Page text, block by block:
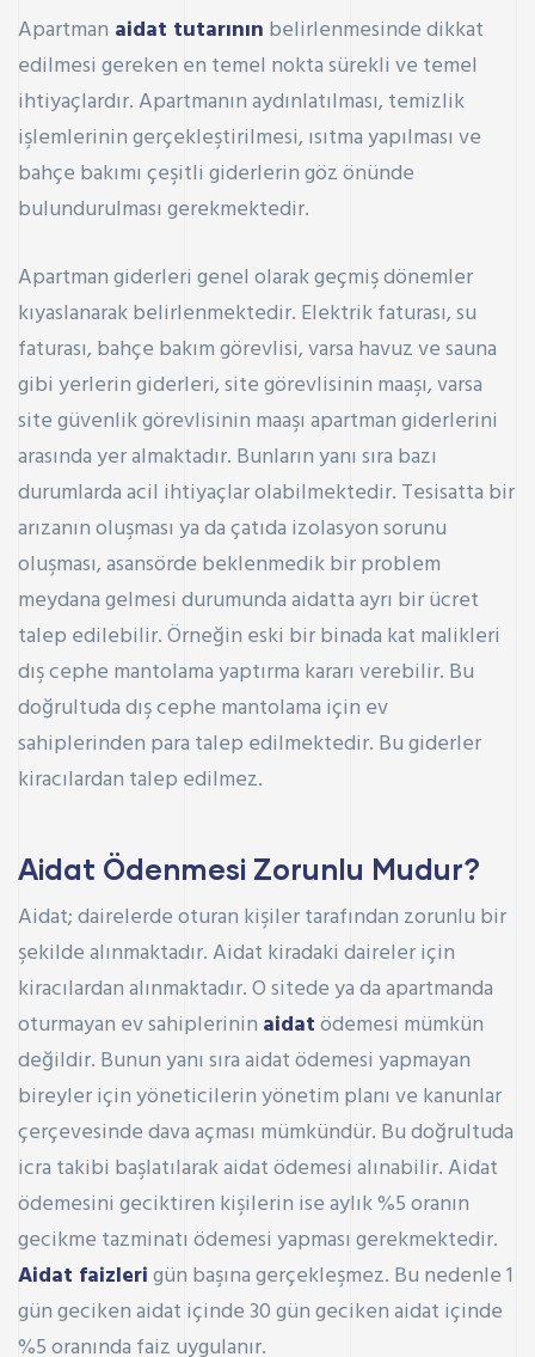
Apartman aidat tutarının belirlenmesinde dikkat
edilmesi gereken en temel nokta sürekli ve temel
ihtiyaçlardır. Apartmanın aydınlatılması, temizlik
işlemlerinin gerçekleştirilmesi, ısıtma yapılması ve
bahçe bakımı çeşitli giderlerin göz önünde
bulundurulması gerekmektedir.
Apartman giderleri genel olarak geçmiş dönemler
kıyaslanarak belirlenmektedir. Elektrik faturası, su
faturası, bahçe bakım görevlisi, varsa havuz ve sauna
gibi yerlerin giderleri, site görevlisinin maaşı, varsa
site güvenlik görevlisinin maaşı apartman giderlerini
arasında yer almaktadır. Bunların yanı sıra bazı
durumlarda acil ihtiyaçlar olabilmektedir. Tesisatta bir
arızanın oluşması ya da çatıda izolasyon sorunu
oluşması, asansörde beklenmedik bir problem
meydana gelmesi durumunda aidatta ayrı bir ücret
talep edilebilir. Örneğin eski bir binada kat malikleri
dış cephe mantolama yaptırma kararı verebilir. Bu
doğrultuda dış cephe mantolama için ev
sahiplerinden para talep edilmektedir. Bu giderler
kiracılardan talep edilmez.
Aidat Ödenmesi Zorunlu Mudur?
Aidat; dairelerde oturan kişiler tarafından zorunlu bir
şekildealınmaktadır. Aidat kiradaki daireler için
kiracılardan alınmaktadır. O sitede ya da apartmanda
oturmayan ev sahiplerinin aidatödemesi mümkün
değildir. Bunun yanı sıra aidat ödemesi yapmayan
bireyler için yöneticilerin yönetim planı ve kanunlar
çerçevesinde dava açması mümkündür. Bu doğrultuda
icra takibi başlatılarak aidat ödemesi alınabilir. Aidat
ödemesini geciktiren kişilerin ise aylık %5 oranın
gecikme tazminatı ödemesi yapması gerekmektedir.
Aidat faizlerigün başına gerçekleşmez. Bu nedenle 1
gün geciken aidat içinde 30 gün geciken aidat içinde
%5 oranında faiz uygulanır.